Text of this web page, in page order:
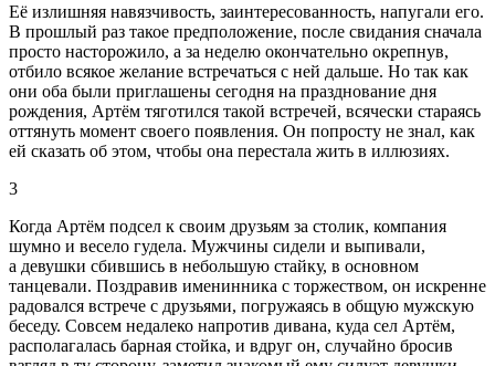
Её излишняя навязчивость, заинтересованность, напугали его.
В прошлый раз такое предположение, после свидания сначала
просто насторожило, а за неделю окончательно окрепнув,
отбило всякое желание встречаться с ней дальше. Но так как
они оба были приглашены сегодня на празднование дня
рождения, Артём тяготился такой встречей, всячески стараясь
оттянуть момент своего появления. Он попросту не знал, как
ей сказать об этом, чтобы она перестала жить в иллюзиях.
3
Когда Артём подсел к своим друзьям за столик, компания
шумно и весело гудела. Мужчины сидели и выпивали,
а девушки сбившись в небольшую стайку, в основном
танцевали. Поздравив именинника с торжеством, он искренне
радовался встрече с друзьями, погружаясь в общую мужскую
беседу. Совсем недалеко напротив дивана, куда сел Артём,
располагалась барная стойка, и вдруг он, случайно бросив